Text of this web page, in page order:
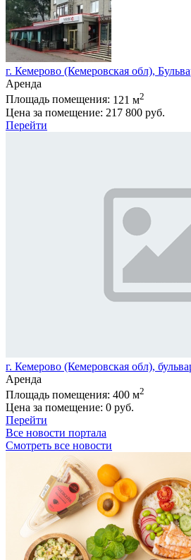
г. Кемерово (Кемеровская обл),
Аренда
Площадь помещения: 121 м2
Цена за помещение: 217 800 руб.
Перейти
г. Кемерово (Кемеровская обл),
Аренда
Площадь помещения: 400 м2
Цена за помещение: 0 руб.
Перейти
Все новости портала
Смотреть все новости